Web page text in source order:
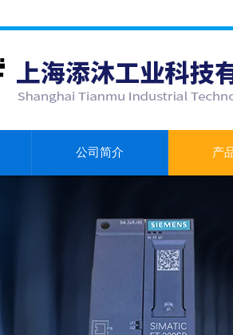
公司简介 产